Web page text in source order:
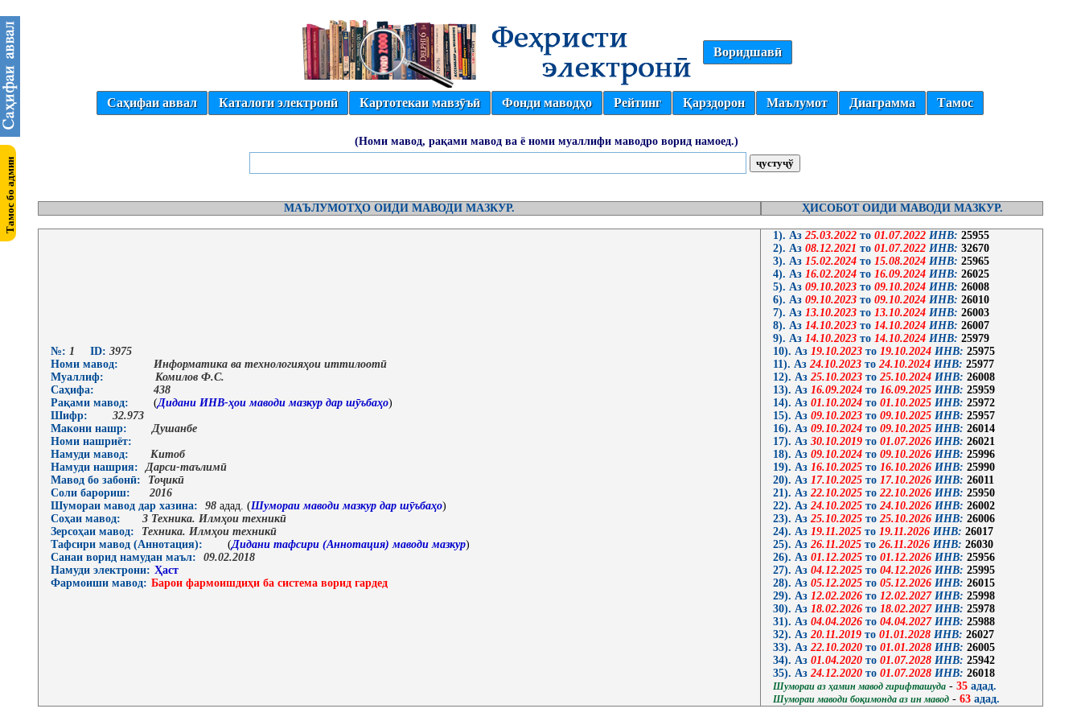
Воридшавӣ
Саҳифаи аввал Каталоги электронӣ Картотекаи мавзӯъӣ Фонди маводҳо Рейтинг Қарздорон Маълумот Диаграмма Тамос
(Номи мавод, рақами мавод ва ё номи муаллифи маводро ворид намоед.)
МАЪЛУМОТҲО ОИДИ МАВОДИ МАЗКУР. ҲИСОБОТ ОИДИ МАВОДИ МАЗКУР.
№: 1 ID: 3975
Номи мавод:
Информатика ва технологияҳои иттилоотӣ
Муаллиф:
Комилов Ф.С.
Саҳифа:
438
Рақами мавод:
(Дидани ИНВ-ҳои маводи мазкур дар шӯъбаҳо)
Шифр:
32.973
Макони нашр:
Душанбе
Номи нашриёт:
Намуди мавод:
Китоб
Намуди нашрия:
Дарси-таълимӣ
Мавод бо забонӣ:
Тоҷикӣ
Соли барориш:
2016
Шумораи мавод дар хазина:
98 адад. (Шумораи маводи мазкур дар шӯъбаҳо)
Соҳаи мавод:
3 Техника. Илмҳои техникӣ
Зерсоҳаи мавод:
Техника. Илмҳои техникӣ
Тафсири мавод (Аннотация):
(Дидани тафсири (Аннотация) маводи мазкур)
Санаи ворид намудан маъл:
09.02.2018
Намуди электрони: Ҳаст
Фармоиши мавод: Барои фармоишдиҳи ба система ворид гардед
1). Аз 25.03.2022 то 01.07.2022 ИНВ: 25955
2). Аз 08.12.2021 то 01.07.2022 ИНВ: 32670
3). Аз 15.02.2024 то 15.08.2024 ИНВ: 25965
4). Аз 16.02.2024 то 16.09.2024 ИНВ: 26025
5). Аз 09.10.2023 то 09.10.2024 ИНВ: 26008
6). Аз 09.10.2023 то 09.10.2024 ИНВ: 26010
7). Аз 13.10.2023 то 13.10.2024 ИНВ: 26003
8). Аз 14.10.2023 то 14.10.2024 ИНВ: 26007
9). Аз 14.10.2023 то 14.10.2024 ИНВ: 25979
10). Аз 19.10.2023 то 19.10.2024 ИНВ: 25975
11). Аз 24.10.2023 то 24.10.2024 ИНВ: 25977
12). Аз 25.10.2023 то 25.10.2024 ИНВ: 26008
13). Аз 16.09.2024 то 16.09.2025 ИНВ: 25959
14). Аз 01.10.2024 то 01.10.2025 ИНВ: 25972
15). Аз 09.10.2023 то 09.10.2025 ИНВ: 25957
16). Аз 09.10.2024 то 09.10.2025 ИНВ: 26014
17). Аз 30.10.2019 то 01.07.2026 ИНВ: 26021
18). Аз 09.10.2024 то 09.10.2026 ИНВ: 25996
19). Аз 16.10.2025 то 16.10.2026 ИНВ: 25990
20). Аз 17.10.2025 то 17.10.2026 ИНВ: 26011
21). Аз 22.10.2025 то 22.10.2026 ИНВ: 25950
22). Аз 24.10.2025 то 24.10.2026 ИНВ: 26002
23). Аз 25.10.2025 то 25.10.2026 ИНВ: 26006
24). Аз 19.11.2025 то 19.11.2026 ИНВ: 26017
25). Аз 26.11.2025 то 26.11.2026 ИНВ: 26030
26). Аз 01.12.2025 то 01.12.2026 ИНВ: 25956
27). Аз 04.12.2025 то 04.12.2026 ИНВ: 25995
28). Аз 05.12.2025 то 05.12.2026 ИНВ: 26015
29). Аз 12.02.2026 то 12.02.2027 ИНВ: 25998
30). Аз 18.02.2026 то 18.02.2027 ИНВ: 25978
31). Аз 04.04.2026 то 04.04.2027 ИНВ: 25988
32). Аз 20.11.2019 то 01.01.2028 ИНВ: 26027
33). Аз 22.10.2020 то 01.01.2028 ИНВ: 26005
34). Аз 01.04.2020 то 01.07.2028 ИНВ: 25942
35). Аз 24.12.2020 то 01.07.2028 ИНВ: 26018
Шумораи аз ҳамин мавод гирифташуда - 35 адад.
Шумораи маводи боқимонда аз ин мавод - 63 адад.